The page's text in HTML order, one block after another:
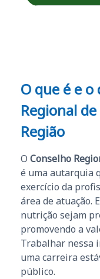
O que é e
Regional
Região
O Conselho
é uma autarquia
exercício da
área de atuação.
nutrição sejam
promovendo a
Trabalhar nessa
uma carreira
público.